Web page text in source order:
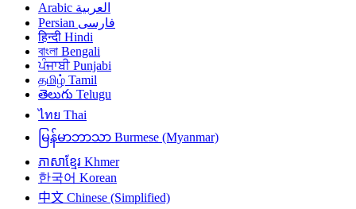
العربية Arabic
فارسی Persian
हिन्दी Hindi
বাংলা Bengali
ਪੰਜਾਬੀ Punjabi
தமிழ் Tamil
తెలుగు Telugu
ไทย Thai
မြန်မာဘာသာ Burmese (Myanmar)
ភាសាខ្មែរ Khmer
한국어 Korean
中文 Chinese (Simplified)